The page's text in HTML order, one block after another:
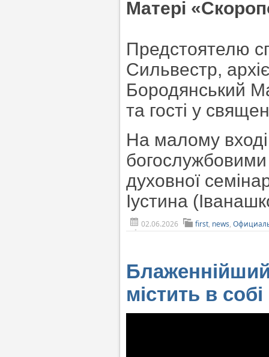
Матері
Предстоятелю
Сильвестр,
Бородянський
та гості у
На малому
богослужбовими
духовної
Іустина
02.06.2026 first, news,
містить в